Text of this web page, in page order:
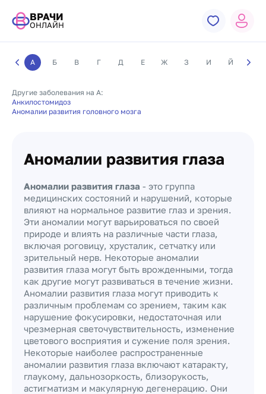
ВРАЧИ
ОНЛАЙН
А Б В Г Д Е Ж З И Й К
Другие заболевания на А:
Анкилостомидоз
Аномалии развития головного мозга
Аномалии развития глаза
Аномалии развития глаза - это группа
медицинских состояний и нарушений, которые
влияют на нормальное развитие глаз и зрения.
Эти аномалии могут варьироваться по своей
природе и влиять на различные части глаза,
включая роговицу, хрусталик, сетчатку или
зрительный нерв. Некоторые аномалии
развития глаза могут быть врожденными, тогда
как другие могут развиваться в течение жизни.
Аномалии развития глаза могут приводить к
различным проблемам со зрением, таким как
нарушение фокусировки, недостаточная или
чрезмерная светочувствительность, изменение
цветового восприятия и сужение поля зрения.
Некоторые наиболее распространенные
аномалии развития глаза включают катаракту,
глаукому, дальнозоркость, близорукость,
астигматизм и макулярную дегенерацию. Они